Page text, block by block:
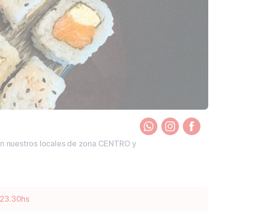
nuestros locales de zona CENTRO y